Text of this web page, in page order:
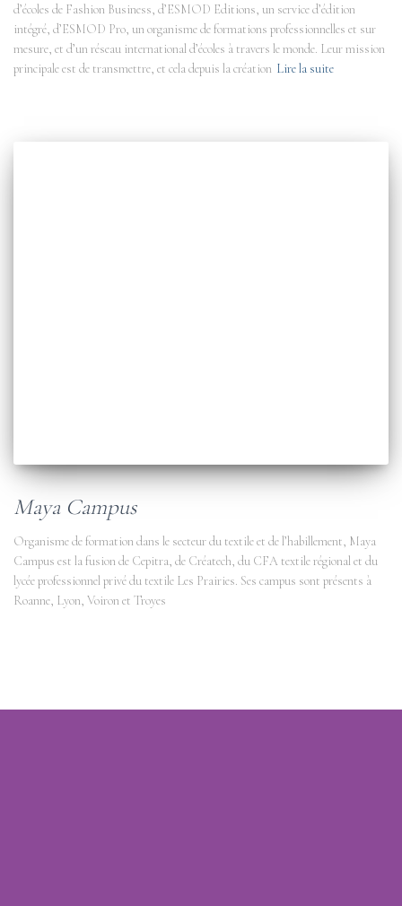
d’écoles de Fashion Business, d’ESMOD Editions, un service d’édition
intégré, d’ESMOD Pro, un organisme de formations professionnelles et sur
mesure, et d’un réseau international d’écoles à travers le monde. Leur mission
principale est de transmettre, et cela depuis la création Lire la suite
Maya Campus
Organisme de formation dans le secteur du textile et de l’habillement, Maya
Campus est la fusion de Cepitra, de Créatech, du CFA textile régional et du
lycée professionnel privé du textile Les Prairies. Ses campus sont présents à
Roanne, Lyon, Voiron et Troyes